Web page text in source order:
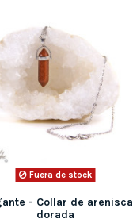
Fuera de stock
- Collar de arenisca
dorada